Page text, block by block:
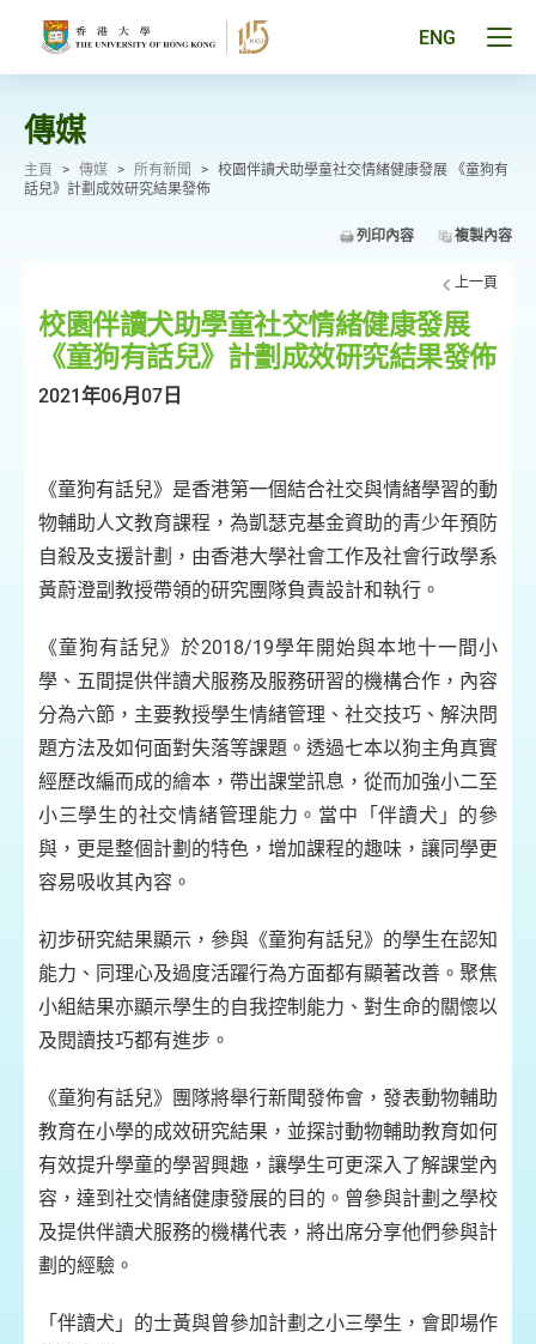
ENG
傳媒
主頁 > 傳媒 > 所有新聞 > 校園伴讀犬助學童社交情緒健康發展 《童狗有
話兒》計劃成效研究結果發佈
列印內容 複製內容
上一頁
校園伴讀犬助學童社交情緒健康發展
《童狗有話兒》計劃成效研究結果發佈
2021年06月07日
《童狗有話兒》是香港第一個結合社交與情緒學習的動
物輔助人文教育課程，為凱瑟克基金資助的青少年預防
自殺及支援計劃，由香港大學社會工作及社會行政學系
黃蔚澄副教授帶領的研究團隊負責設計和執行。
《童狗有話兒》於2018/19學年開始與本地十一間小
學、五間提供伴讀犬服務及服務研習的機構合作，內容
分為六節，主要教授學生情緒管理、社交技巧、解決問
題方法及如何面對失落等課題。透過七本以狗主角真實
經歷改編而成的繪本，帶出課堂訊息，從而加強小二至
小三學生的社交情緒管理能力。當中「伴讀犬」的參
與，更是整個計劃的特色，增加課程的趣味，讓同學更
容易吸收其內容。
初步研究結果顯示，參與《童狗有話兒》的學生在認知
能力、同理心及過度活躍行為方面都有顯著改善。聚焦
小組結果亦顯示學生的自我控制能力、對生命的關懷以
及閱讀技巧都有進步。
《童狗有話兒》團隊將舉行新聞發佈會，發表動物輔助
教育在小學的成效研究結果，並探討動物輔助教育如何
有效提升學童的學習興趣，讓學生可更深入了解課堂內
容，達到社交情緒健康發展的目的。曾參與計劃之學校
及提供伴讀犬服務的機構代表，將出席分享他們參與計
劃的經驗。
「伴讀犬」的士黃與曾參加計劃之小三學生，會即場作